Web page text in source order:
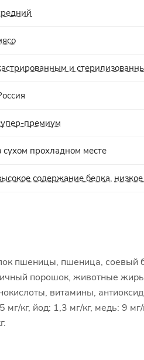
и
премиум
сухом прохладном месте
содержание белка,
пшеницы, пшеница, соевый
порошок, животные
витамины,
кг, йод: 1,3 мг/кг, медь: 9 мг/